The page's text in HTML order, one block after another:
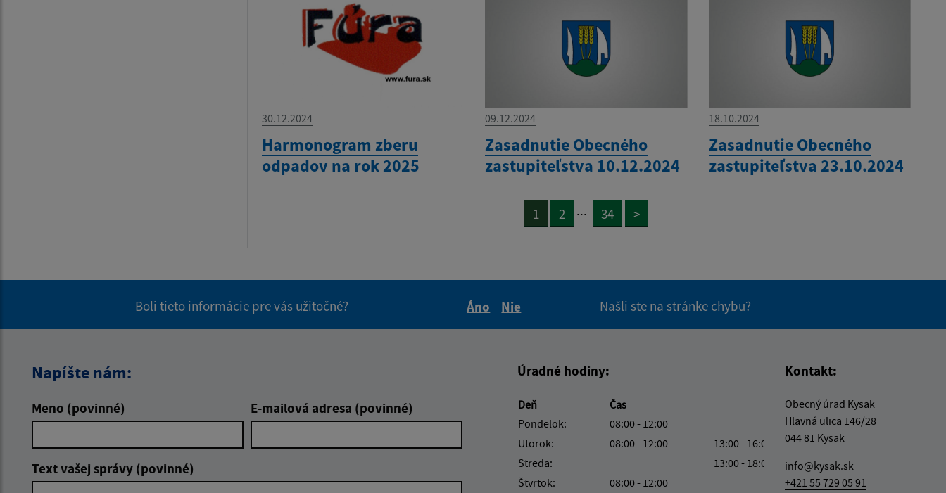
30.12.2024
Harmonogram zberu
odpadov na rok 2025
09.12.2024
Zasadnutie Obecného
zastupiteľstva 10.12.2024
18.10.2024
Zasadnutie Obecného
zastupiteľstva 23.10.2024
1 2 ... 34 >
Boli tieto informácie pre vás užitočné?
Áno
Nie
Našli ste na stránke chybu?
Napíšte nám:
Meno (povinné) E-mailová adresa (povinné)
Text vašej správy (povinné)
Úradné hodiny:
Deň
Čas
Pondelok:
08:00 - 12:00
Utorok:
08:00 - 12:00
13:00 - 16:00
Streda:
13:00 - 18:00
Štvrtok:
08:00 - 12:00
Kontakt:
Obecný úrad Kysak
Hlavná ulica 146/28
044 81 Kysak
info@kysak.sk
+421 55 729 05 91